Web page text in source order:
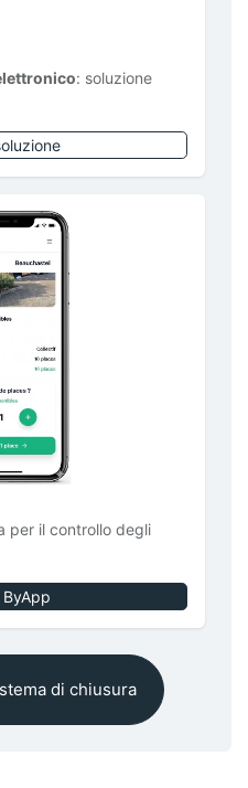
: soluzione
per il controllo degli
di chiusura